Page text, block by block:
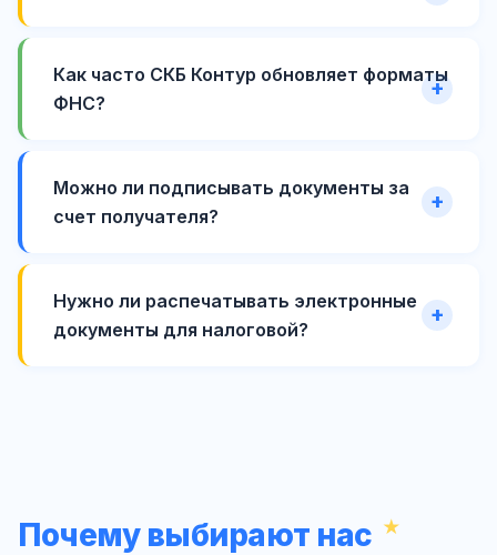
Как часто СКБ Контур обновляет форматы
ФНС?
Можно ли подписывать документы за
счет получателя?
Нужно ли распечатывать электронные
документы для налоговой?
Почему выбирают нас